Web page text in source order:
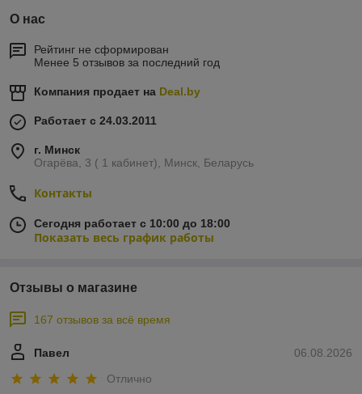
О нас
Рейтинг не сформирован
Менее 5 отзывов за последний год
Компания продает на Deal.by
Работает с 24.03.2011
г. Минск
Огарёва, 3 ( 1 кабинет), Минск, Беларусь
Контакты
Сегодня работает с 10:00 до 18:00
Показать весь график работы
Отзывы о магазине
167 отзывов за всё время
06.08.2026
Павел
Отлично